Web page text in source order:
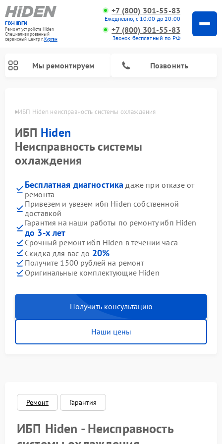
FIX-HIDEN
Ремонт устройств Hiden
Специализированный
cервисный центр г.Курган
+7 (800) 301-55-83
Ежедневно, с 10:00 до 20:00
+7 (800) 301-55-83
Звонок бесплатный по РФ
Мы ремонтируем Позвонить
ИБП Hiden неисправность системы охлаждения
ИБП Hiden
Неисправность системы
охлаждения
Бесплатная диагностика даже при отказе от
ремонта
Привезем и увезем ибп Hiden собственной
доставкой
Гарантия на наши работы по ремонту ибп Hiden
до 3-х лет
Срочный ремонт ибп Hiden в течении часа
Скидка для вас до 20%
Получите 1500 рублей на ремонт
Оригинальные комплектующие Hiden
Получить консультацию
Наши цены
Ремонт Гарантия
ИБП Hiden - Неисправность